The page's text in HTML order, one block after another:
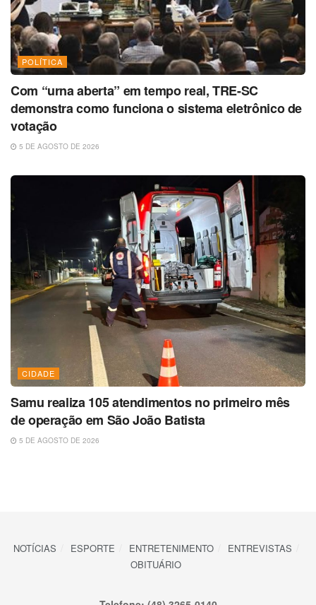
POLÍTICA
Com “urna aberta” em tempo real, TRE-SC
demonstra como funciona o sistema eletrônico de
votação
5 DE AGOSTO DE 2026
CIDADE
Samu realiza 105 atendimentos no primeiro mês
de operação em São João Batista
5 DE AGOSTO DE 2026
NOTÍCIAS ESPORTE ENTRETENIMENTO
ENTREVISTAS
OBITUÁRIO